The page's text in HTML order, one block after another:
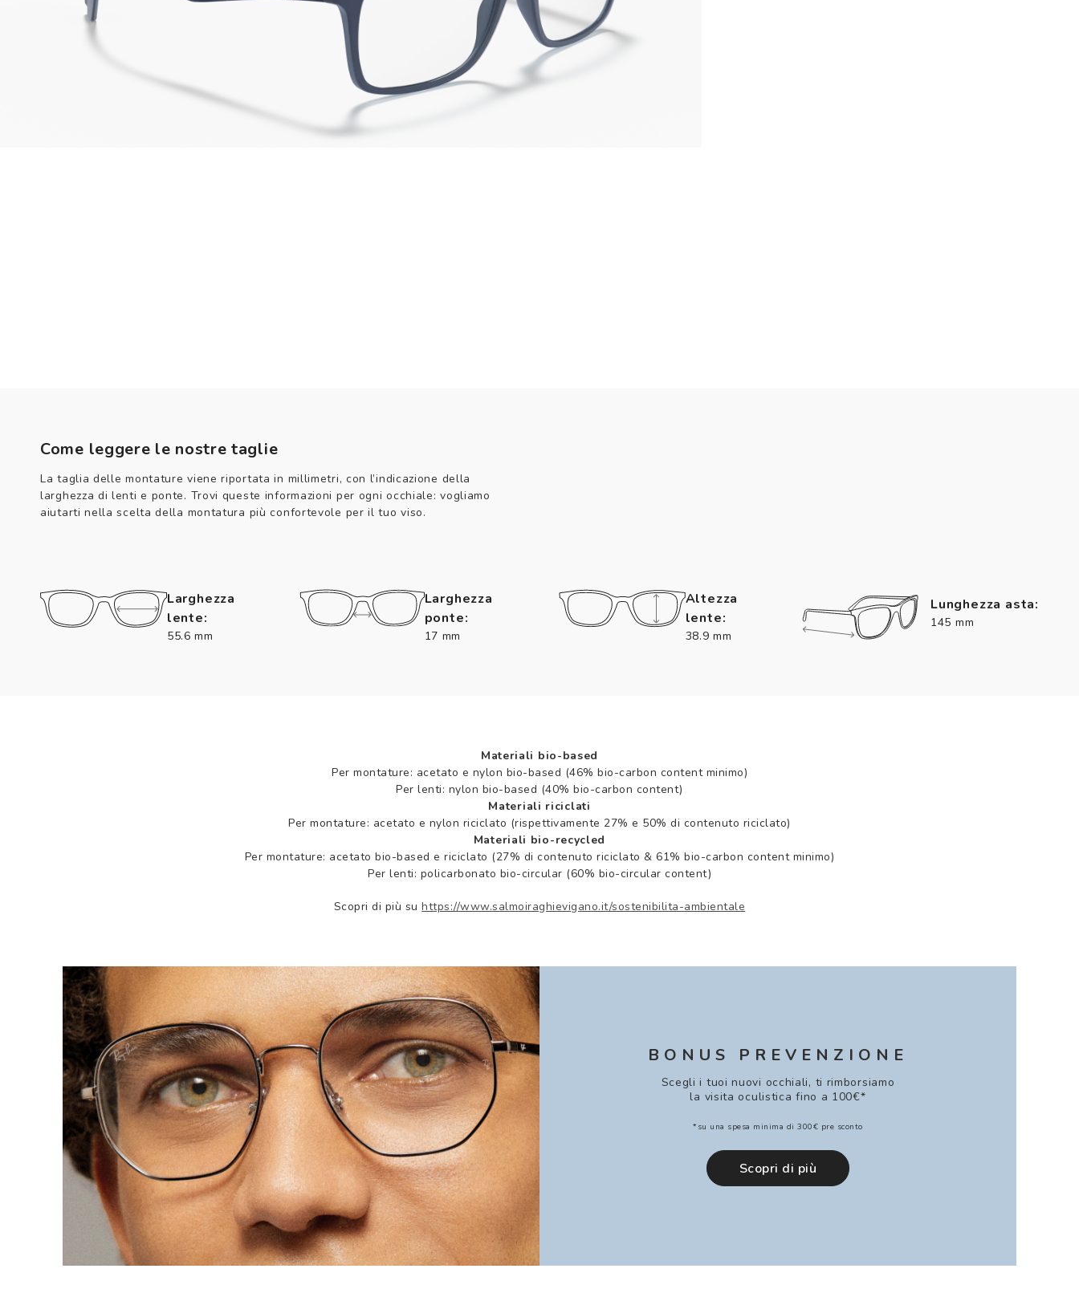
Come leggere le nostre taglie
La taglia delle montature viene riportata in millimetri, con l’indicazione della
larghezza di lenti e ponte. Trovi queste informazioni per ogni occhiale: vogliamo
aiutarti nella scelta della montatura più confortevole per il tuo viso.
Larghezza
lente:
55.6 mm
Larghezza
ponte:
17 mm
Altezza
lente:
38.9 mm
Lunghezza asta:
145 mm
Materiali bio-based
Per montature: acetato e nylon bio-based (46% bio-carbon content minimo)
Per lenti: nylon bio-based (40% bio-carbon content)
Materiali riciclati
Per montature: acetato e nylon riciclato (rispettivamente 27% e 50% di contenuto riciclato)
Materiali bio-recycled
Per montature: acetato bio-based e riciclato (27% di contenuto riciclato & 61% bio-carbon content minimo)
Per lenti: policarbonato bio-circular (60% bio-circular content)
Scopri di più suhttps://www.salmoiraghievigano.it/sostenibilita-ambientale
BONUS PREVENZIONE
Scegli i tuoi nuovi occhiali, ti rimborsiamo
la visita oculistica fino a 100€*
*su una spesa minima di 300€ pre sconto
Scopri di più